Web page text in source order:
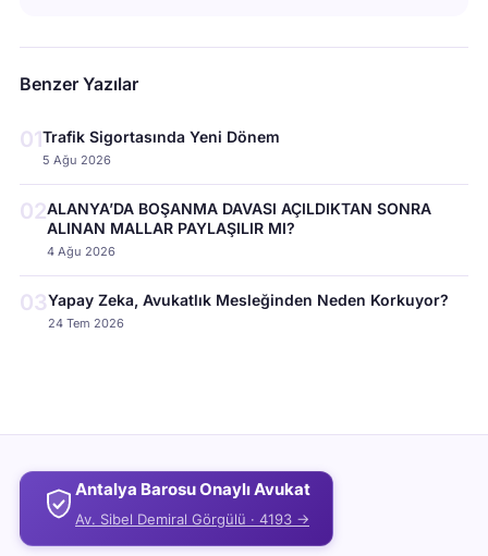
Benzer Yazılar
01Trafik Sigortasında Yeni Dönem
5 Ağu 2026
02ALANYA’DA BOŞANMA DAVASI AÇILDIKTAN SONRA
ALINAN MALLAR PAYLAŞILIR MI?
4 Ağu 2026
03Yapay Zeka, Avukatlık Mesleğinden Neden Korkuyor?
24 Tem 2026
Antalya Barosu Onaylı Avukat
Av. Sibel Demiral Görgülü · 4193 →